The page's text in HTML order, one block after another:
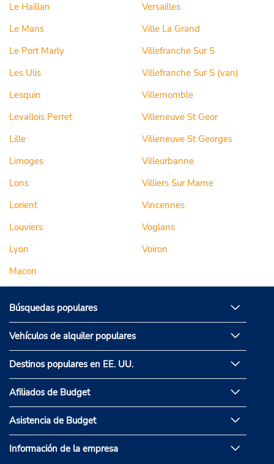
Le Haillan
Le Mans
Le Port Marly
Les Ulis
Lesquin
Levallois Perret
Lille
Limoges
Lons
Lorient
Louviers
Lyon
Macon
Versailles
Ville La Grand
Villefranche Sur S
Villefranche Sur S (van)
Villemomble
Villeneuve St Geor
Villeneuve St Georges
Villeurbanne
Villiers Sur Marne
Vincennes
Voglans
Voiron
Búsquedas populares
Vehículos de alquiler populares
Destinos populares en EE. UU.
Afiliados de Budget
Asistencia de Budget
Información de la empresa